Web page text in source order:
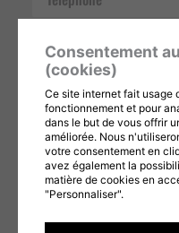
Consentement
(cookies)
Ce site internet fait usage
fonctionnement et pour
dans le but de vous offrir
améliorée. Nous
votre consentement en
avez également la
matière de cookies en
"Personnaliser".